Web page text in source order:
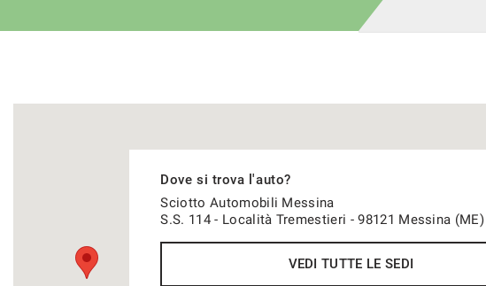
Dove si trova l'auto?
Sciotto Automobili Messina
S.S. 114 - Località Tremestieri - 98121 Messina (ME)
VEDI TUTTE LE SEDI